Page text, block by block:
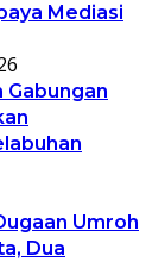
Mediasi
Gabungan
Umroh
Dua